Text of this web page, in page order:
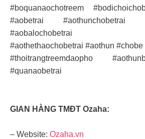
#boquanaochotreem
#aobetrai #aothunchobetrai
#aobalochobetrai
#aothethaochobetrai #aothun #chobe
#thoitrangtreemdaopho
#quanaobetrai
GIAN HÀNG TMĐT Ozaha:
– Website: Ozaha.vn